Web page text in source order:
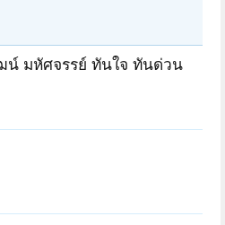
น์ มหัศจรรย์ ทันใจ ทันด่วน